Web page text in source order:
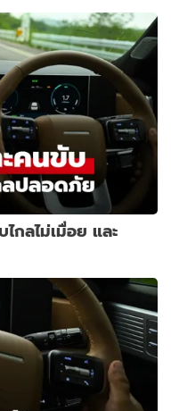
กลไม่เมื่อย และ